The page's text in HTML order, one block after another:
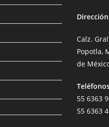
Dirección
Calz.
Popotla,
de
55 6363
55 6363